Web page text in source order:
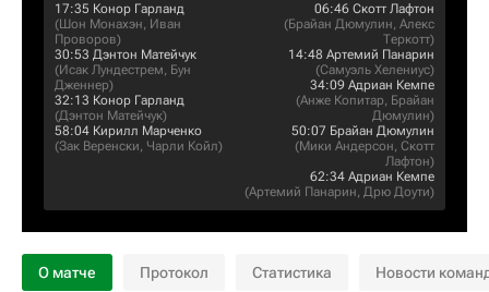
17:35 Конор Гарланд
(Шон Монахэн, Иван
Проворов)
30:53 Дэнтон Матейчук
(Исак Лундестрем, Бун
Дженнер)
32:13 Конор Гарланд
(Дэнтон Матейчук)
58:04 Кирилл Марченко
(Зак Веренски, Чарли Койл)
06:46 Скотт Лафтон
(Брайан Дюмулин, Алекс
Теркотт)
14:48 Артемий Панарин
(Самуэль Хелениус)
34:09 Адриан Кемпе
(Анже Копитар, Брайан
Дюмулин)
50:07 Брайан Дюмулин
(Мики Андерсон, Скотт
Лафтон)
62:34 Адриан Кемпе
(Артемий Панарин, Дрю Доути)
О матче Протокол Статистика Новости